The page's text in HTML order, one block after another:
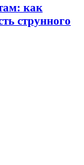
как
струнного